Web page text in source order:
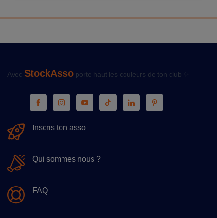
Avec StockAsso porte haut les couleurs de ton club ✨
Inscris ton asso
Qui sommes nous ?
FAQ